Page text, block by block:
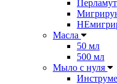
Масла
50 мл
500 мл
Мыло с нуля